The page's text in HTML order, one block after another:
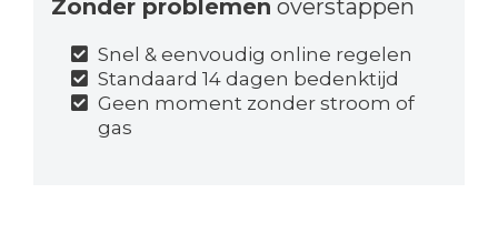
Zonder problemen overstappen
Snel & eenvoudig online regelen
Standaard 14 dagen bedenktijd
Geen moment zonder stroom of
gas